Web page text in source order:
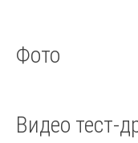
Фото
Видео тест-